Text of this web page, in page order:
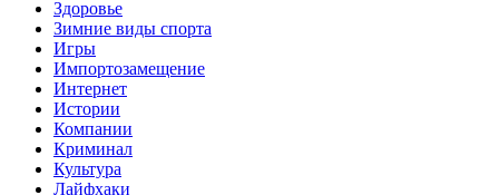
Здоровье
Зимние виды спорта
Игры
Импортозамещение
Интернет
Истории
Компании
Криминал
Культура
Лайфхаки